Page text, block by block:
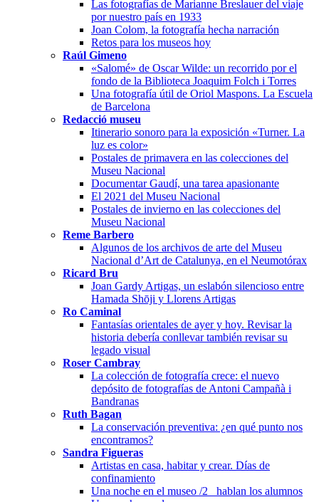
Las fotografías de Marianne Breslauer del viaje
por nuestro país en 1933
Joan Colom, la fotografía hecha narración
Retos para los museos hoy
Raúl Gimeno
«Salomé» de Oscar Wilde: un recorrido por el
fondo de la Biblioteca Joaquim Folch i Torres
Una fotografía útil de Oriol Maspons. La Escuela
de Barcelona
Redacció museu
Itinerario sonoro para la exposición «Turner. La
luz es color»
Postales de primavera en las colecciones del
Museu Nacional
Documentar Gaudí, una tarea apasionante
El 2021 del Museu Nacional
Postales de invierno en las colecciones del
Museu Nacional
Reme Barbero
Algunos de los archivos de arte del Museu
Nacional d’Art de Catalunya, en el Neumotórax
Ricard Bru
Joan Gardy Artigas, un eslabón silencioso entre
Hamada Shōji y Llorens Artigas
Ro Caminal
Fantasías orientales de ayer y hoy. Revisar la
historia debería conllevar también revisar su
legado visual
Roser Cambray
La colección de fotografía crece: el nuevo
depósito de fotografías de Antoni Campañà i
Bandranas
Ruth Bagan
La conservación preventiva: ¿en qué punto nos
encontramos?
Sandra Figueras
Artistas en casa, habitar y crear. Días de
confinamiento
Una noche en el museo /2_ hablan los alumnos